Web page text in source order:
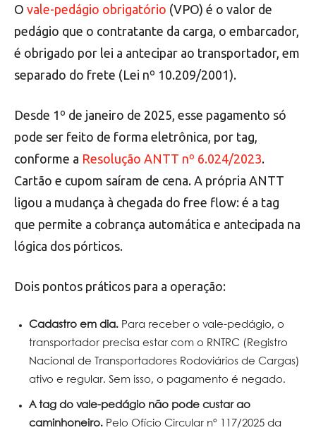
O vale-pedágio obrigatório (VPO) é o valor de
pedágio que o contratante da carga, o embarcador,
é obrigado por lei a antecipar ao transportador, em
separado do frete (Lei nº 10.209/2001).
Desde 1º de janeiro de 2025, esse pagamento só
pode ser feito de forma eletrônica, por tag,
conforme a Resolução ANTT nº 6.024/2023.
Cartão e cupom saíram de cena. A própria ANTT
ligou a mudança à chegada do free flow: é a tag
que permite a cobrança automática e antecipada na
lógica dos pórticos.
Dois pontos práticos para a operação:
Cadastro em dia. Para receber o vale-pedágio, o
transportador precisa estar com o RNTRC (Registro
Nacional de Transportadores Rodoviários de Cargas)
ativo e regular. Sem isso, o pagamento é negado.
A tag do vale-pedágio não pode custar ao
caminhoneiro. Pelo Ofício Circular nº 117/2025 da